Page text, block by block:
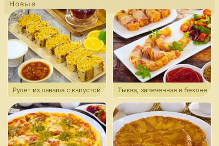
Новые
Рулет из лаваша с капустой Тыква, запеченная в беконе